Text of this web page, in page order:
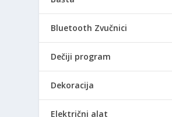
Bluetooth Zvučnici
Dečiji program
Dekoracija
Električni alat